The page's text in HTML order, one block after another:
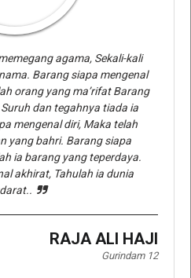
agama, Sekali-kali
Barang siapa mengenal
orang yang ma’rifat Barang
dan tegahnya tiada ia
mengenal diri, Maka telah
yang bahri. Barang siapa
ia barang yang teperdaya.
akhirat, Tahulah ia dunia
RAJA ALI HAJI
Gurindam 12